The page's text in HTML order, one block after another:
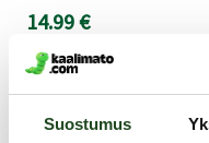
Suostumus
Moottori: 2
värinäohjelmaa.
Toimii: Ladataan
Peruslatausaika: n. 90
14.99 €